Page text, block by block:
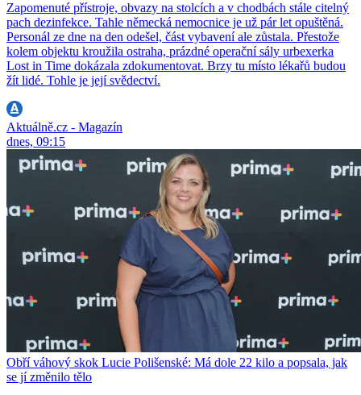
Zapomenuté přístroje, obvazy na stolcích a v chodbách stále citelný
pach dezinfekce. Tahle německá nemocnice je už pár let opuštěná.
Personál ze dne na den odešel, část vybavení ale zůstala. Přestože
kolem objektu kroužila ostraha, prázdné operační sály urbexerka
Lost in Time dokázala zdokumentovat. Brzy tu místo lékařů budou
žít lidé. Tohle je její svědectví.
Aktuálně.cz - Magazín
dnes, 09:15
Obří váhový skok Lucie Polišenské: Má dole 22 kilo a popsala, jak
se jí změnilo tělo